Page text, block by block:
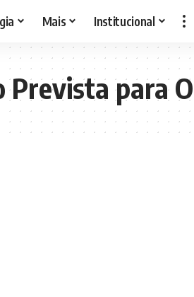
Mais Institucional
para